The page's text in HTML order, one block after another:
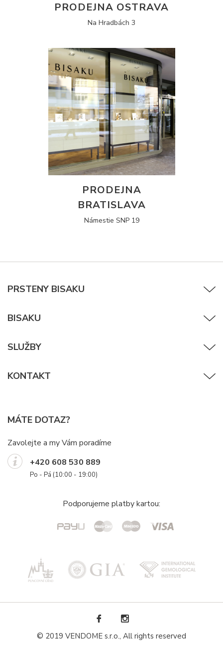
PRODEJNA OSTRAVA
Na Hradbách 3
PRODEJNA
BRATISLAVA
Námestie SNP 19
PRSTENY BISAKU
BISAKU
SLUŽBY
KONTAKT
MÁTE DOTAZ?
Zavolejte a my Vám poradíme
+420 608 530 889
Po - Pá (10:00 - 19:00)
Podporujeme platby kartou:
© 2019 VENDOME s.r.o., All rights reserved